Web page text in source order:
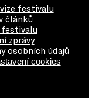
festivalu
článků
zprávy
osobních údajů
cookies